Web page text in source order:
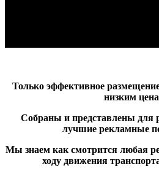
Только эффективное
низким
Собраны и представлены для
лучшие рекламные
Мы знаем как смотрится любая
ходу движения